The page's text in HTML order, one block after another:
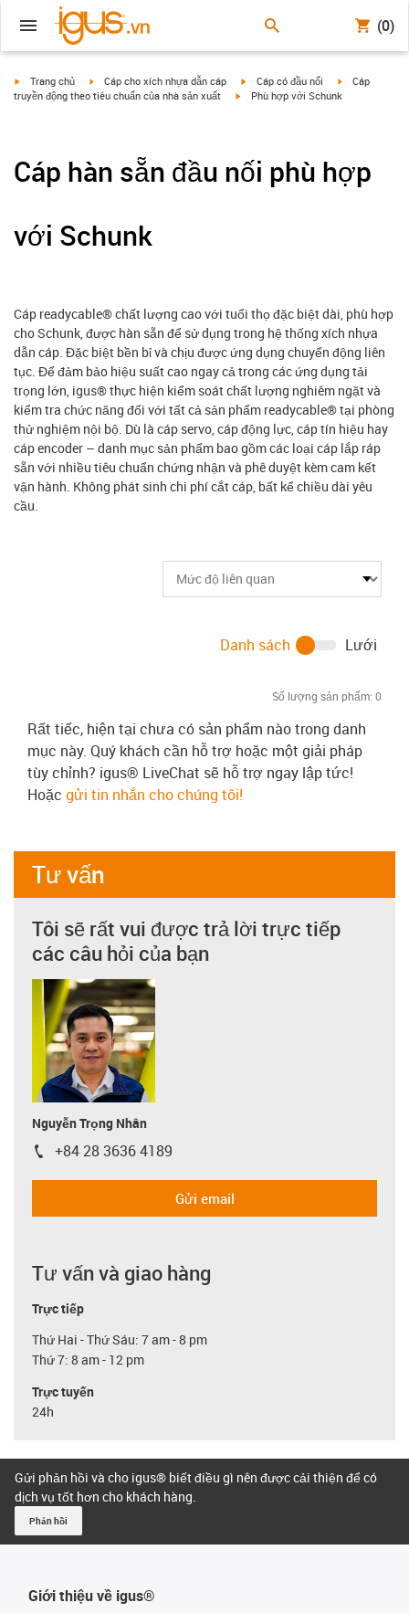
(0)
igus-icon-arrow-right
Trang chủ igus-icon-arrow-right
Cáp cho xích nhựa dẫn cáp igus-icon-arrow-right
Cáp có đầu nối igus-icon-
Cáp
truyền động theo tiêu chuẩn của nhà sản xuất
igus-icon-arrow-right
Phù hợp với Schunk
Cáp hàn sẵn đầu nối phù hợp
với Schunk
Cáp readycable® chất lượng cao với tuổi thọ đặc biệt dài, phù hợp
cho Schunk, được hàn sẵn để sử dụng trong hệ thống xích nhựa
dẫn cáp. Đặc biệt bền bỉ và chịu được ứng dụng chuyển động liên
tục. Để đảm bảo hiệu suất cao ngay cả trong các ứng dụng tải
trọng lớn, igus® thực hiện kiểm soát chất lượng nghiêm ngặt và
kiểm tra chức năng đối với tất cả sản phẩm readycable® tại phòng
thử nghiệm nội bộ. Dù là cáp servo, cáp động lực, cáp tín hiệu hay
cáp encoder – danh mục sản phẩm bao gồm các loại cáp lắp ráp
sẵn với nhiều tiêu chuẩn chứng nhận và phê duyệt kèm cam kết
vận hành. Không phát sinh chi phí cắt cáp, bất kể chiều dài yêu
cầu.
Số lượng sản phẩm: 0
Danh sách Lưới
Rất tiếc, hiện tại chưa có sản phẩm nào trong danh
mục này. Quý khách cần hỗ trợ hoặc một giải pháp
tùy chỉnh? igus® LiveChat sẽ hỗ trợ ngay lập tức!
Hoặc gửi tin nhắn cho chúng tôi!
Tư vấn
Tôi sẽ rất vui được trả lời trực tiếp
các câu hỏi của bạn
Nguyễn Trọng Nhân
igus-icon-phone
+84 28 3636 4189
Gửi email
Tư vấn và giao hàng
Trực tiếp
Thứ Hai - Thứ Sáu: 7 am - 8 pm
Thứ 7: 8 am - 12 pm
Trực tuyến
24h
Gửi phản hồi và cho igus® biết điều gì nên được cải thiện để có
dịch vụ tốt hơn cho khách hàng.
Phản hồi
Giới thiệu về igus®